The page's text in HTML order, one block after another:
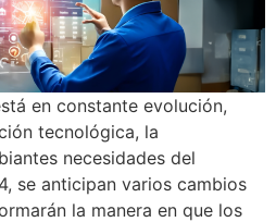
en constante evolución,
tecnológica, la
necesidades del
se anticipan varios cambios
la manera en que los